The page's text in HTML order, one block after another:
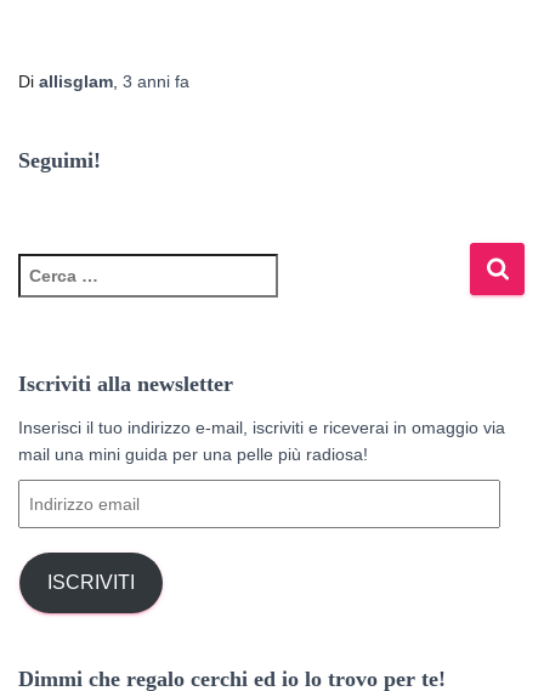
Di allisglam 3 anni fa
Seguimi!
i
r
a
p
e
:
Iscriviti alla newsletter
Inserisci il tuo indirizzo e-mail, iscriviti e riceverai in omaggio via
mail una mini guida per una pelle più radiosa!
i
r
z
ISCRIVITI
Dimmi che regalo cerchi ed io lo trovo per te!